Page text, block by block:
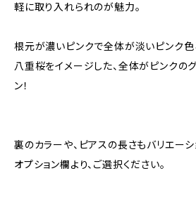
軽に取り入れられのが魅力。
根元が濃いピンクで全体が淡いピンク色
八重桜をイメージした、全体がピンクの
ン！
裏のカラーや、ピアスの長さもバリエーシ
オプション欄より、ご選択ください。